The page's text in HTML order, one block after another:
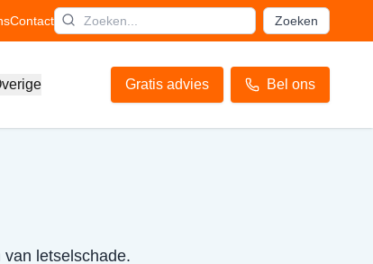
Contact Zoeken
Gratis advies Bel ons
letselschade.